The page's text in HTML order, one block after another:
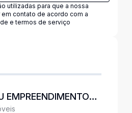
utilizadas para que a nossa
contato de acordo com a
e termos de serviço
EMPREENDIMENTOS